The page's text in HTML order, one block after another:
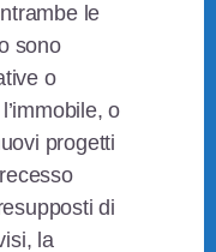
le
sono
o
o
progetti
di
la